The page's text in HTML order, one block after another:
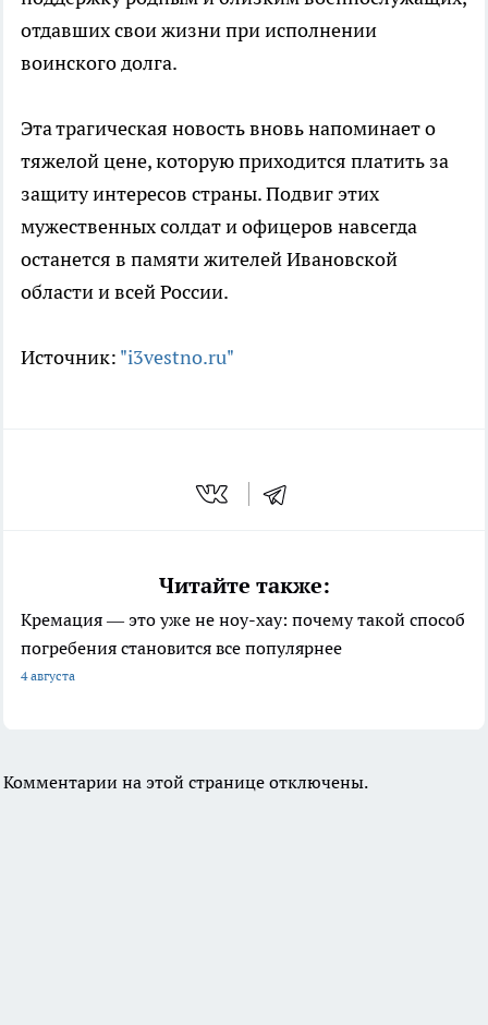
отдавших свои жизни при исполнении
воинского долга.
Эта трагическая новость вновь напоминает о
тяжелой цене, которую приходится платить за
защиту интересов страны. Подвиг этих
мужественных солдат и офицеров навсегда
останется в памяти жителей Ивановской
области и всей России.
Источник: "i3vestno.ru"
Читайте также:
Кремация — это уже не ноу-хау: почему такой способ
погребения становится все популярнее
4 августа
Комментарии на этой странице отключены.